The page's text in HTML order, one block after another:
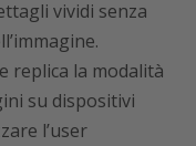
vividi senza
replica la modalità
su dispositivi
l’user